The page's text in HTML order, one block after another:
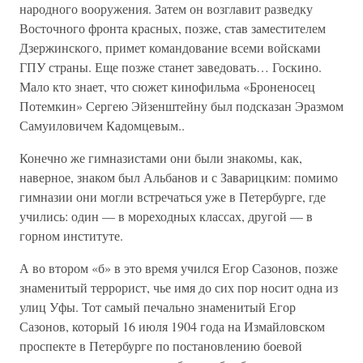
народного вооружения. Затем он возглавит разведку
Восточного фронта красных, позже, став заместителем
Дзержинского, примет командование всеми войсками
ГПУ страны. Еще позже станет заведовать… Госкино.
Мало кто знает, что сюжет кинофильма «Броненосец
Потемкин» Сергею Эйзенштейну был подсказан Эразмом
Самуиловичем Кадомцевым..
Конечно же гимназистами они были знакомы, как,
наверное, знаком был Альбанов и с Заварицким: помимо
гимназии они могли встречаться уже в Петербурге, где
учились: один — в мореходных классах, другой — в
горном институте.
А во втором «б» в это время учился Егор Сазонов, позже
знаменитый террорист, чье имя до сих пор носит одна из
улиц Уфы. Тот самый печально знаменитый Егор
Сазонов, который 16 июля 1904 года на Измайловском
проспекте в Петербурге по постановлению боевой